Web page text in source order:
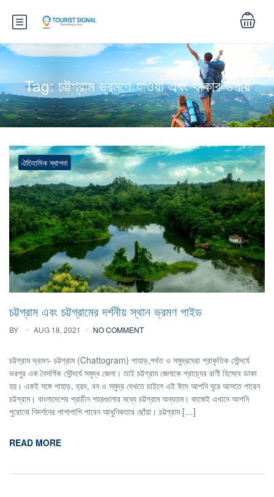
Tag:চট্টগ্রাম ভ্রমণে যাওয়া এবং থাকার উপায়
ঐতিহাসিক স্থাপনা
চট্টগ্রাম এবং চট্টগ্রামের দর্শনীয় স্থান ভ্রমণ গাইড
BY AUG 18, 2021 NO COMMENT
চট্টগ্রাম ভ্রমণ- চট্টগ্রাম (Chattogram) পাহাড়,পর্বত ও সমুদ্রঘেরা প্রাকৃতিক সৌন্দর্যে
ভরপুর এক নৈসর্গিক সৌন্দর্যে সমৃদ্ধ জেলা। তাই চট্টগ্রাম জেলাকে প্রাচ্যের রাণী হিসেবে ডাকা
হয়। একই সঙ্গে পাহাড়, হ্রদ, বন ও সমুদ্র দেখতে চাইলে এই ঈদে আপনি ঘুরে আসতে পারেন
চট্টগ্রাম। বাংলাদেশের প্রাচীন শহরগুলোর মধ্যে চট্টগ্রাম অন্যতম। কাজেই এখানে আপনি
পুরোনো নিদর্শনের পাশাপাশি পাবেন আধুনিকতার ছোঁয়া। চট্টগ্রাম […]
READ MORE